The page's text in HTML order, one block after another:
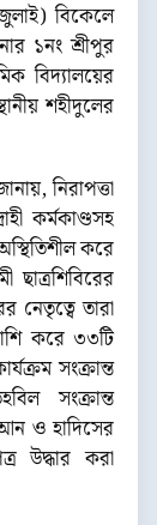
বিকেলে
১নং শ্রীপুর
বিদ্যালয়ের
শহীদুলের
নিরাপত্তা
কর্মকাণ্ডসহ
করে
ছাত্রশিবিরের
তারা
করে ৩৩টি
সংক্রান্ত
সংক্রান্ত
ও হাদিসের
উদ্ধার করা